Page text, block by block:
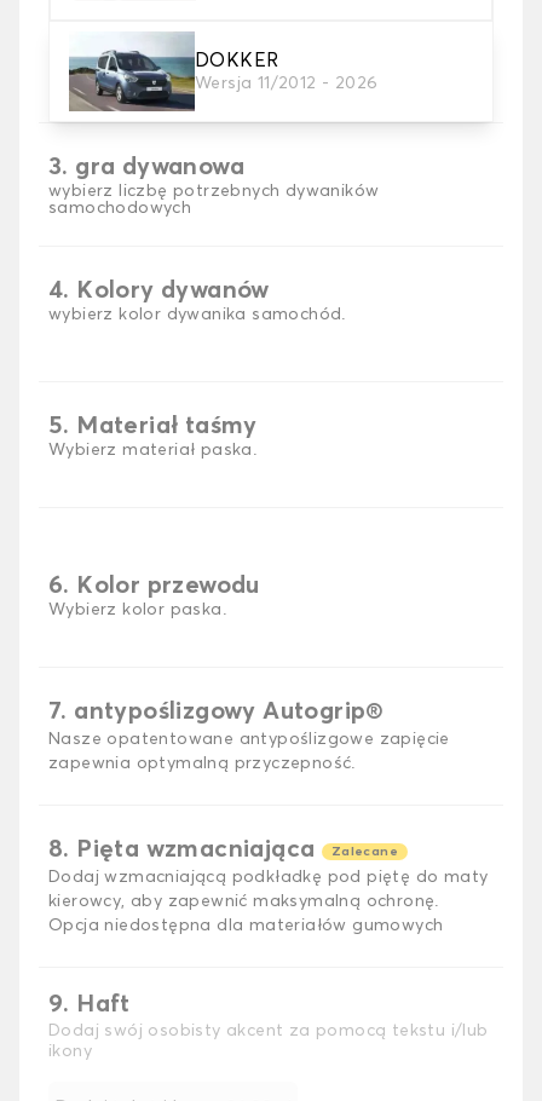
DOKKER
Wersja 11/2012 - 2026
2. Materiał
wybierz materiał dywanika samochodowego
3. gra dywanowa
wybierz liczbę potrzebnych dywaników
samochodowych
4. Kolory dywanów
wybierz kolor dywanika samochód.
5. Materiał taśmy
Wybierz materiał paska.
6. Kolor przewodu
Wybierz kolor paska.
7. antypoślizgowy Autogrip®
Nasze opatentowane antypoślizgowe zapięcie
zapewnia optymalną przyczepność.
8. Pięta wzmacniająca Zalecane
Dodaj wzmacniającą podkładkę pod piętę do maty
kierowcy, aby zapewnić maksymalną ochronę.
Opcja niedostępna dla materiałów gumowych
9. Haft
Dodaj swój osobisty akcent za pomocą tekstu i/lub
ikony